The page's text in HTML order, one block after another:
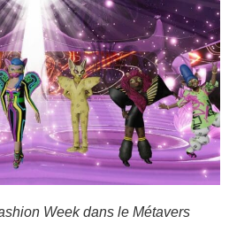
Week dans le Métavers